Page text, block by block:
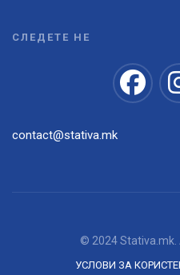
СЛЕДЕТЕ НЕ
contact@stativa.mk
© 2024 Stativa.mk.
УСЛОВИ ЗА